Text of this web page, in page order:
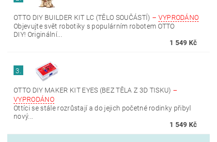
OTTO DIY BUILDER KIT LC (TĚLO SOUČÁSTÍ) – VYPRODÁNO
Objevujte svět robotiky s populárním robotem OTTO
DIY! Originální...
1 549 Kč
3.
OTTO DIY MAKER KIT EYES (BEZ TĚLA Z 3D TISKU) –
VYPRODÁNO
Ottíci se stále rozrůstají a do jejich početné rodinky přibyl
nový...
1 549 Kč